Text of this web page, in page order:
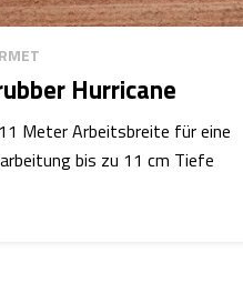
Hurricane
Meter Arbeitsbreite für eine
bis zu 11 cm Tiefe